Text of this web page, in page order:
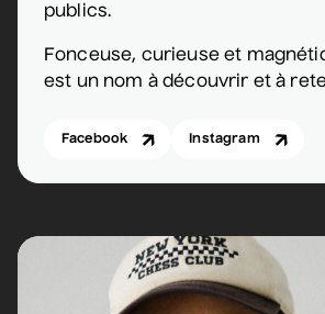
publics.
Fonceuse, curieuse et
est un nom à découvrir et à
Facebook Instagram